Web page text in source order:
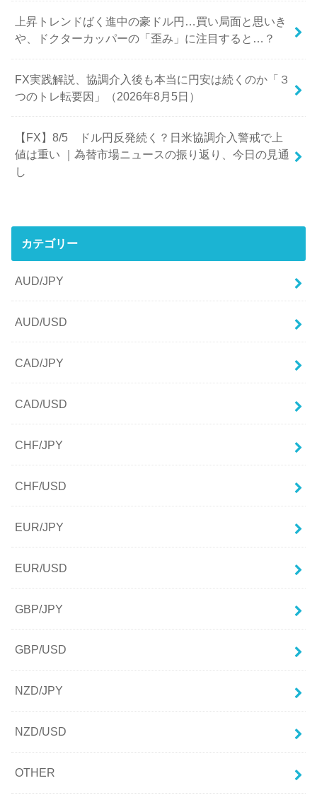
上昇トレンドばく進中の豪ドル円…買い局面と思いき
や、ドクターカッパーの「歪み」に注目すると…？
FX実践解説、協調介入後も本当に円安は続くのか「３
つのトレ転要因」（2026年8月5日）
【FX】8/5 ドル円反発続く？日米協調介入警戒で上
値は重い ｜為替市場ニュースの振り返り、今日の見通
し
カテゴリー
AUD/JPY
AUD/USD
CAD/JPY
CAD/USD
CHF/JPY
CHF/USD
EUR/JPY
EUR/USD
GBP/JPY
GBP/USD
NZD/JPY
NZD/USD
OTHER